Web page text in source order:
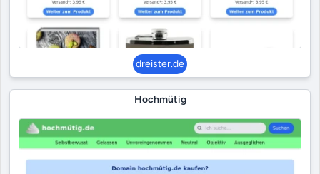
dreister.de
Hochmütig